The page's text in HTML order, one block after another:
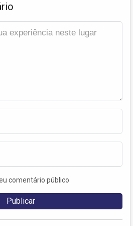
comentário público